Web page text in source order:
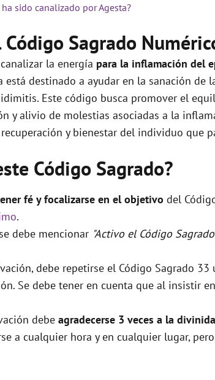
sido canalizado por Agesta?
Sagrado
la energía para la inflamación del
está destinado a ayudar en la sanación
Este código busca promover el
y alivio de molestias asociadas a la
y bienestar del individuo que
Código Sagrado?
fé y focalizarse en el objetivo del
.
debe mencionar "Activo el Código
debe repetirse el Código Sagrado
Se debe tener en cuenta que al insistir
debe agradecerse 3 veces a la
a cualquier hora y en cualquier lugar,